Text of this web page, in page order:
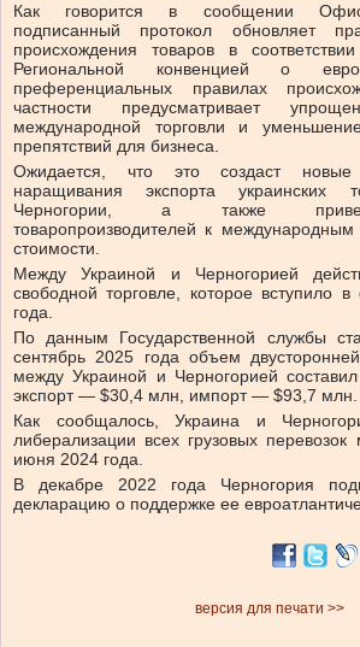
Как говорится в сообщении
подписанный протокол обновляет
происхождения товаров в
Региональной конвенцией о евро-
преференциальных правилах
частности предусматривает
международной торговли и
препятствий для бизнеса.
Ожидается, что это создаст новые
наращивания экспорта украинских
Черногории, а также
товаропроизводителей к
стоимости.
Между Украиной и Черногорией
свободной торговле, которое вступило
года.
По данным Государственной службы
сентябрь 2025 года объем
между Украиной и Черногорией
экспорт — $30,4 млн, импорт — $93,7 млн.
Как сообщалось, Украина и
либерализации всех грузовых
июня 2024 года.
В декабре 2022 года Черногория
декларацию о поддержке ее
версия для печати >>